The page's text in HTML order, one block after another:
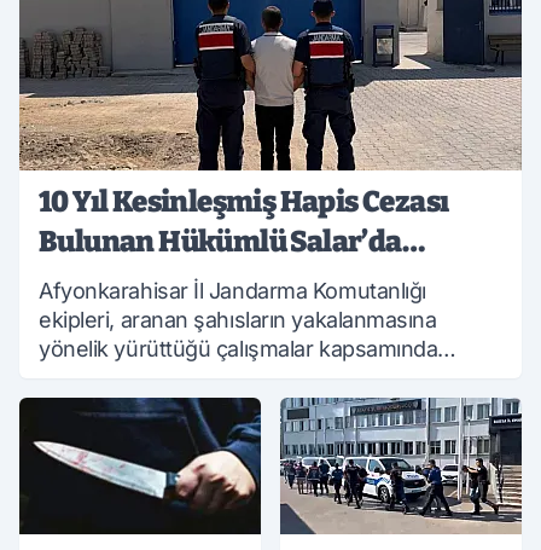
10 Yıl Kesinleşmiş Hapis Cezası
Bulunan Hükümlü Salar’da
Yakalandı
Afyonkarahisar İl Jandarma Komutanlığı
ekipleri, aranan şahısların yakalanmasına
yönelik yürüttüğü çalışmalar kapsamında
kişiyi yakaladı.
07.08.2026 11:54